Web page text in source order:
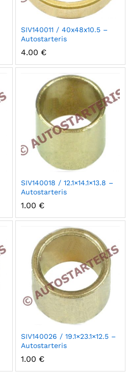
SIV140011 / 40x48x10.5 –
Autostarteris
4.00 €
SIV140018 / 12.1×14.1×13.8 –
Autostarteris
1.00 €
SIV140026 / 19.1×23.1×12.5 –
Autostarteris
1.00 €